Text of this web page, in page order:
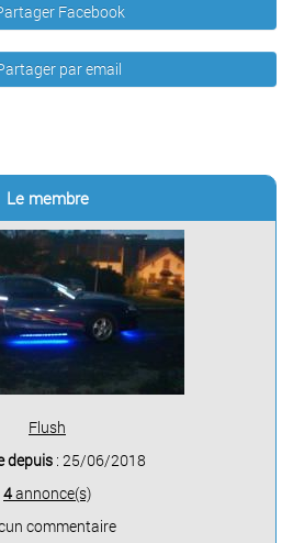
Facebook
par email
Le membre
Flush
depuis : 25/06/2018
4annonce(s)
commentaire